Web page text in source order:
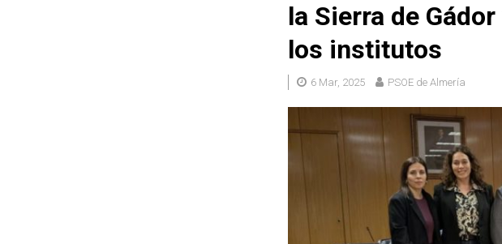
la Sierra de
los institutos
6 Mar, 2025 PSOE de Almería